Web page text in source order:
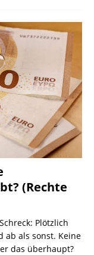
(Rechte
Plötzlich
ab als sonst. Keine
das überhaupt?